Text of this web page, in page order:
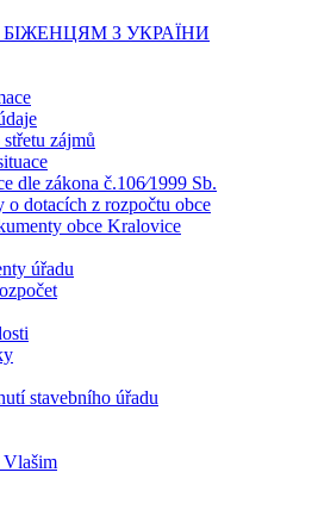
З УКРАЇНИ
zájmů
dle zákona č.106⁄1999 Sb.
o dotacích z rozpočtu obce
obce Kralovice
úřadu
stavebního úřadu
Vlašim